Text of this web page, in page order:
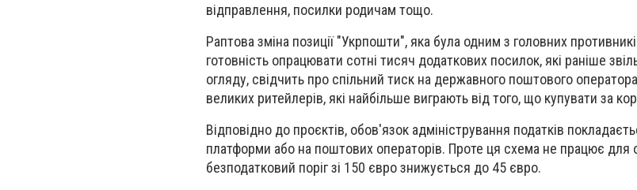
відправлення, посилки родичам тощо.
Раптова зміна позиції "Укрпошти", яка була одним з головних
готовність опрацювати сотні тисяч додаткових посилок, які раніше
огляду, свідчить про спільний тиск на державного поштового
великих ритейлерів, які найбільше виграють від того, що купувати за
Відповідно до проєктів, обов'язок адміністрування податків
платформи або на поштових операторів. Проте ця схема не працює для
безподатковий поріг зі 150 євро знижується до 45 євро.